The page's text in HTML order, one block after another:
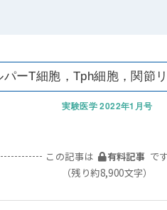
パーT細胞，Tph細胞，関節
実験医学 2022年1月号
この記事は 有料記事 です
（残り約8,900文字）